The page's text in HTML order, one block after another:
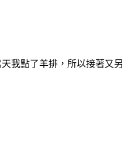
我點了羊排，所以接著又另